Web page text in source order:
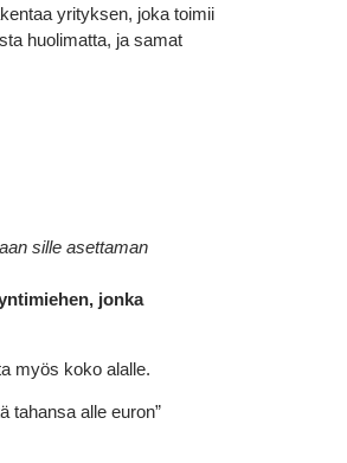
yrityksen, joka toimii
huolimatta, ja samat
sille asettaman
jonka
myös koko alalle.
tahansa alle euron”